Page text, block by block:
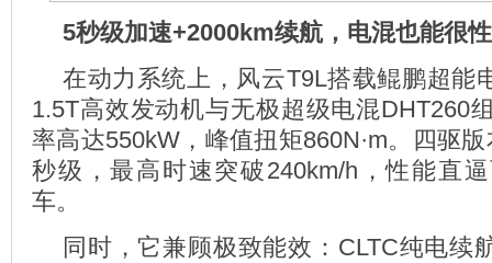
5秒级加速+2000km续航，电混也能很
在动力系统上，风云T9L搭载鲲鹏超能
1.5T高效发动机与无极超级电混DHT260
率高达550kW，峰值扭矩860N·m。四驱
秒级，最高时速突破240km/h，性能直
车。
同时，它兼顾极致能效：CLTC纯电续